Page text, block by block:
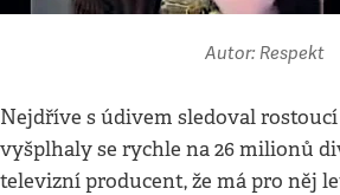
Autor: Respekt
Nejdříve s údivem sledoval
vyšplhaly se rychle na 26 milionů
televizní producent, že má pro něj